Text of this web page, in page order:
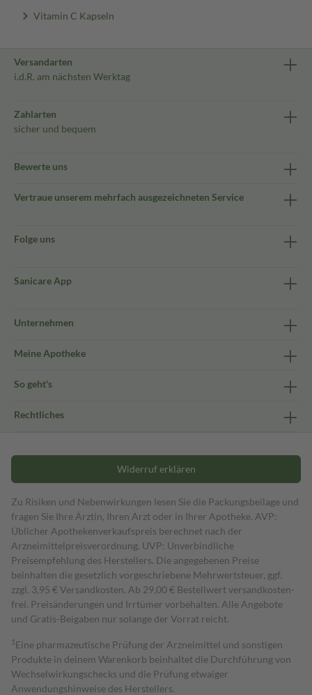
Vitamin C Kapseln
Versandarten
i.d.R. am nächsten Werktag
Zahlarten
sicher und bequem
Bewerte uns
Vertraue unserem mehrfach ausgezeichneten Service
Folge uns
Sanicare App
Unternehmen
Meine Apotheke
So geht's
Rechtliches
Widerruf erklären
Zu Risiken und Nebenwirkungen lesen Sie die Packungsbeilage und
fragen Sie Ihre Ärztin, Ihren Arzt oder in Ihrer Apotheke. AVP:
Üblicher Apothekenverkaufspreis berechnet nach der
Arzneimittelpreisverordnung. UVP: Unverbindliche
Preisempfehlung des Herstellers. Die angegebenen Preise
beinhalten die gesetzlich vorgeschriebene Mehrwertsteuer, ggf.
zzgl. 3,95 € Versandkosten. Ab 29,00 € Bestell­wert versand­kosten­
frei. Preisänderungen und Irrtümer vorbehalten. Alle Angebote
und Gratis-Beigaben nur solange der Vorrat reicht.
1 Eine pharmazeutische Prüfung der Arzneimittel und sonstigen
Produkte in deinem Warenkorb beinhaltet die Durchführung von
Wechselwirkungschecks und die Prüfung etwaiger
Anwendungshinweise des Herstellers.